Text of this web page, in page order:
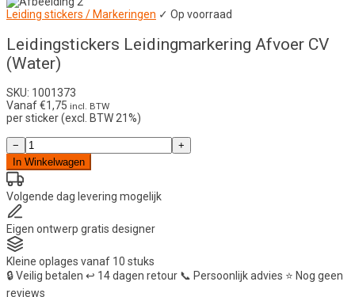
Leiding stickers / Markeringen ✓ Op voorraad
Leidingstickers Leidingmarkering Afvoer CV
(Water)
SKU: 1001373
Vanaf€1,75 incl. BTW
per sticker (excl. BTW 21%)
Leidingstickers
Leidingmarkering
Afvoer
CV
(Water)
aantal
−
+
In Winkelwagen
Volgende dag levering mogelijk
Eigen ontwerp gratis designer
Kleine oplages vanaf 10 stuks
🔒Veilig betalen ↩️ 14 dagen retour 📞 Persoonlijk advies ⭐ Nog geen
reviews